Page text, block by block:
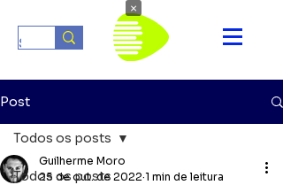
Post
Todos os posts
Todos os posts
Guilherme Moro
25 de out. de 2022 1 min de leitura
×